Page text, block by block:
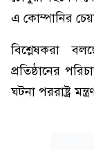
এ কোম্পানির
বিশ্লেষকরা
প্রতিষ্ঠানের
ঘটনা পররাষ্ট্র